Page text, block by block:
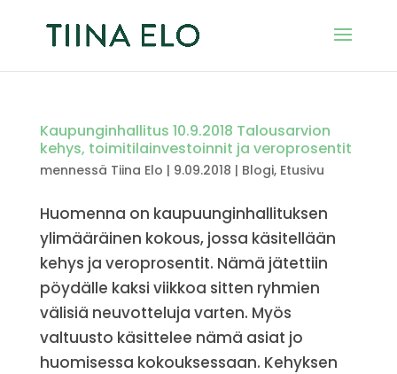
Kaupunginhallitus 10.9.2018 Talousarvion
kehys, toimitilainvestoinnit ja veroprosentit
mennessä Tiina Elo | 9.09.2018 | Blogi, Etusivu
Huomenna on kaupuunginhallituksen
ylimääräinen kokous, jossa käsitellään
kehys ja veroprosentit. Nämä jätettiin
pöydälle kaksi viikkoa sitten ryhmien
välisiä neuvotteluja varten. Myös
valtuusto käsittelee nämä asiat jo
huomisessa kokouksessaan. Kehyksen